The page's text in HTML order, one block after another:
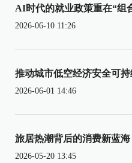
AI时代的就业政策重在“组
2026-06-10 11:26
推动城市低空经济安全可
2026-06-01 14:46
旅居热潮背后的消费新蓝海
2026-05-20 13:45